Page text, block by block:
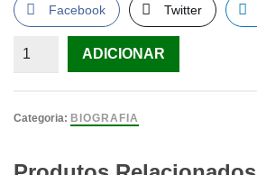
Facebook Twitter
Quantidade
Legado
ADICIONAR
Categoria: BIOGRAFIA